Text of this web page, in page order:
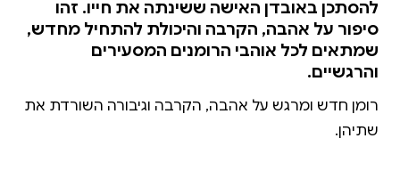
להסתכן באובדן האישה ששינתה את חייו. זהו
סיפור על אהבה, הקרבה והיכולת להתחיל מחדש,
שמתאים לכל אוהבי הרומנים המסעירים
והרגשיים.
רומן חדש ומרגש על אהבה, הקרבה וגיבורה השורדת את